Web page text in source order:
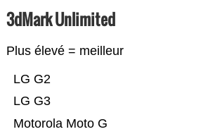
3dMark Unlimited
Plus élevé = meilleur
Motorola Moto G
LG G3
LG G2